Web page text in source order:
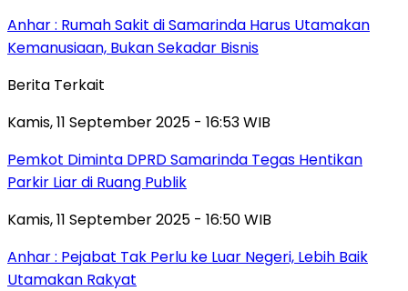
Anhar : Rumah Sakit di Samarinda Harus Utamakan
Kemanusiaan, Bukan Sekadar Bisnis
Berita Terkait
Kamis, 11 September 2025 - 16:53 WIB
Pemkot Diminta DPRD Samarinda Tegas Hentikan
Parkir Liar di Ruang Publik
Kamis, 11 September 2025 - 16:50 WIB
Anhar : Pejabat Tak Perlu ke Luar Negeri, Lebih Baik
Utamakan Rakyat